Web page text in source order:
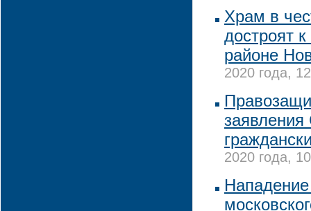
Храм в
достроят
районе
2020 года,
2020 года,